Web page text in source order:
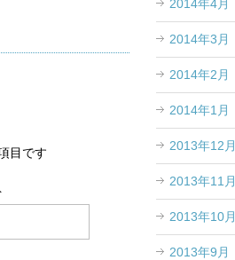
目です
2014年4月
2014年3月
2014年2月
2014年1月
2013年12月
2013年11月
2013年10月
2013年9月